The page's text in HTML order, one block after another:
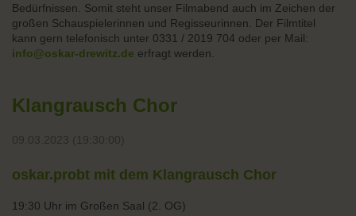
Bedürfnissen. Somit steht unser Filmabend auch im Zeichen der
großen Schauspielerinnen und Regisseurinnen. Der Filmtitel
kann gern telefonisch unter 0331 / 2019 704 oder per Mail:
info@oskar-drewitz.de erfragt werden.
Klangrausch Chor
09.03.2023 (19:30:00)
oskar.probt mit dem Klangrausch Chor
19:30 Uhr im Großen Saal (2. OG)